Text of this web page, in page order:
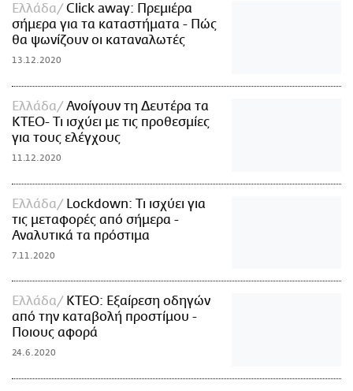
Ελλάδα
Click away: Πρεμιέρα
σήμερα για τα καταστήματα - Πώς
θα ψωνίζουν οι καταναλωτές
13.12.2020
Ελλάδα
Ανοίγουν τη Δευτέρα τα
ΚΤΕΟ- Τι ισχύει με τις προθεσμίες
για τους ελέγχους
11.12.2020
Ελλάδα
Lockdown: Τι ισχύει για
τις μεταφορές από σήμερα -
Αναλυτικά τα πρόστιμα
7.11.2020
Ελλάδα
ΚΤΕΟ: Εξαίρεση οδηγών
από την καταβολή προστίμου -
Ποιους αφορά
24.6.2020